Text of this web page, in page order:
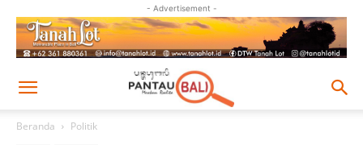
- Advertisement -
Beranda Politik